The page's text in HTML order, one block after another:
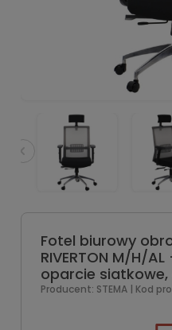
Fotel biurowy
RIVERTON M/H/
oparcie
Producent: STEMA | Kod